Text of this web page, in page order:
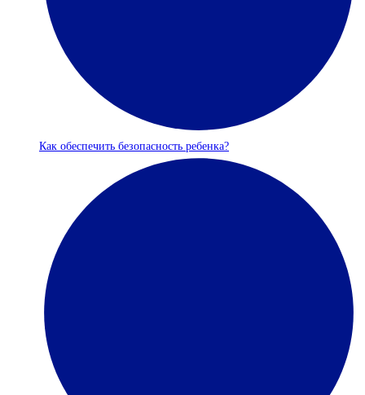
Как обеспечить безопасность ребенка?